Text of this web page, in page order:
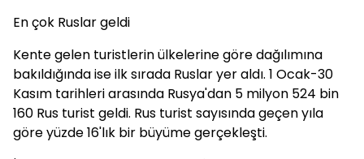
En çok Ruslar geldi
Kente gelen turistlerin ülkelerine göre dağılımına
bakıldığında ise ilk sırada Ruslar yer aldı. 1 Ocak-30
Kasım tarihleri arasında Rusya'dan 5 milyon 524 bin
160 Rus turist geldi. Rus turist sayısında geçen yıla
göre yüzde 16'lık bir büyüme gerçekleşti.